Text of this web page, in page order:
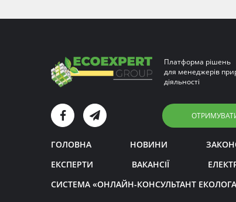
Платформа рішень
для менеджерів
діяльності
ГОЛОВНА НОВИНИ
ЕКСПЕРТИ
ВАКАНСІЇ
СИСТЕМА «ОНЛАЙН-КОНСУЛЬТАНТ